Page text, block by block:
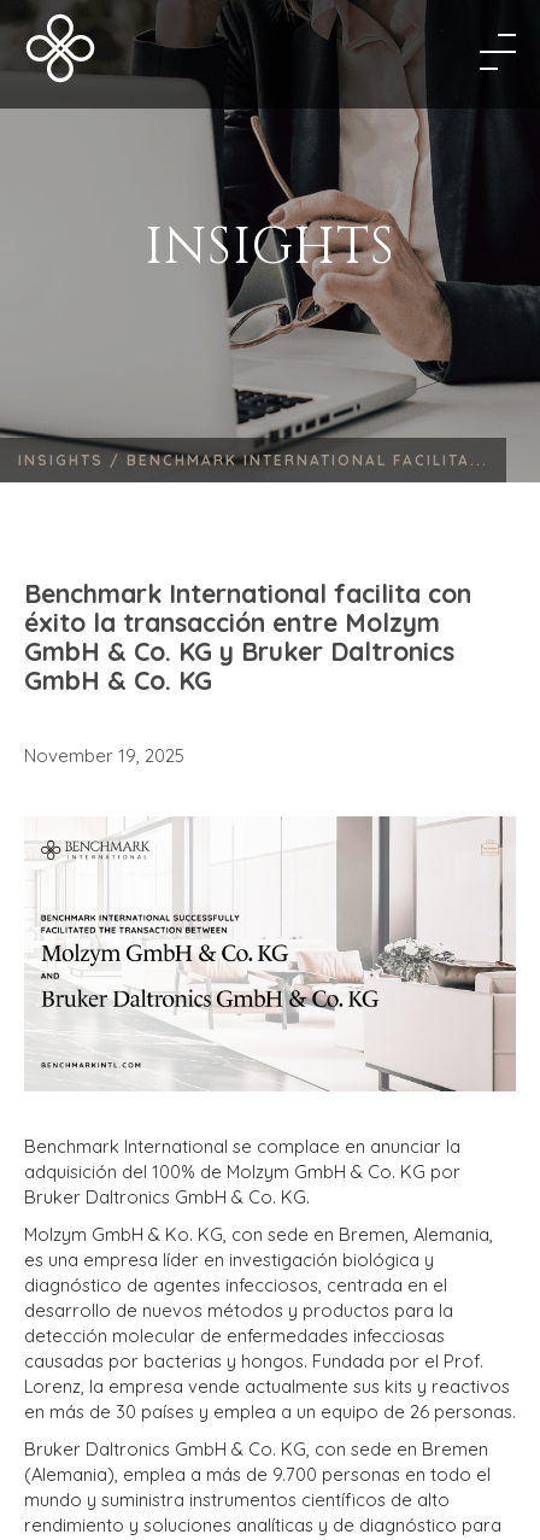
INSIGHTS
INSIGHTS / BENCHMARK INTERNATIONAL FACILITA...
Benchmark International facilita con
éxito la transacción entre Molzym
GmbH & Co. KG y Bruker Daltronics
GmbH & Co. KG
November 19, 2025
Benchmark International se complace en anunciar la
adquisición del 100% de Molzym GmbH & Co. KG por
Bruker Daltronics GmbH & Co. KG.
Molzym GmbH & Ko. KG, con sede en Bremen, Alemania,
es una empresa líder en investigación biológica y
diagnóstico de agentes infecciosos, centrada en el
desarrollo de nuevos métodos y productos para la
detección molecular de enfermedades infecciosas
causadas por bacterias y hongos. Fundada por el Prof.
Lorenz, la empresa vende actualmente sus kits y reactivos
en más de 30 países y emplea a un equipo de 26 personas.
Bruker Daltronics GmbH & Co. KG, con sede en Bremen
(Alemania), emplea a más de 9.700 personas en todo el
mundo y suministra instrumentos científicos de alto
rendimiento y soluciones analíticas y de diagnóstico para